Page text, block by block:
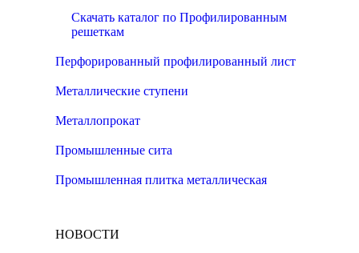
Скачать каталог по Профилированным
решеткам
Перфорированный профилированный лист
Металлические ступени
Металлопрокат
Промышленные сита
Промышленная плитка металлическая
НОВОСТИ